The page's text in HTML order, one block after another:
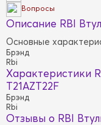
Вопросы
Описание RBI
Основные
Брэнд
Rbi
Характеристики
T21AZT22F
Брэнд
Rbi
Отзывы о RBI